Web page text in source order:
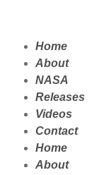
Home
About
NASA
Releases
Videos
Contact
Home
About